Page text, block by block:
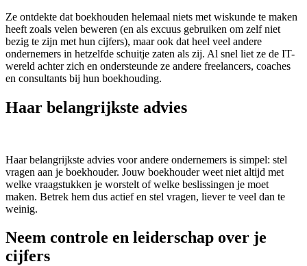
Ze ontdekte dat boekhouden helemaal niets met wiskunde te maken
heeft zoals velen beweren (en als excuus gebruiken om zelf niet
bezig te zijn met hun cijfers), maar ook dat heel veel andere
ondernemers in hetzelfde schuitje zaten als zij. Al snel liet ze de IT-
wereld achter zich en ondersteunde ze andere freelancers, coaches
en consultants bij hun boekhouding.
Haar belangrijkste advies
Haar belangrijkste advies voor andere ondernemers is simpel: stel
vragen aan je boekhouder. Jouw boekhouder weet niet altijd met
welke vraagstukken je worstelt of welke beslissingen je moet
maken. Betrek hem dus actief en stel vragen, liever te veel dan te
weinig.
Neem controle en leiderschap over je
cijfers